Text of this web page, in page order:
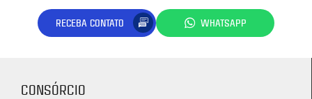
RECEBA CONTATO WHATSAPP
CONSÓRCIO